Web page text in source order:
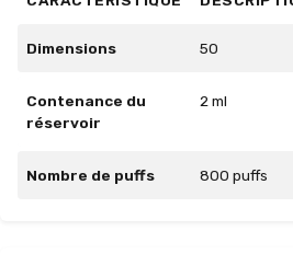
Dimensions 50
Contenance du
réservoir
2 ml
Nombre de puffs 800 puffs